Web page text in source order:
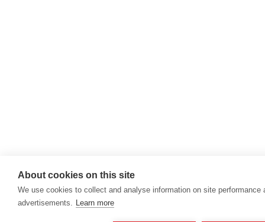
About cookies on this site
We use cookies to collect and analyse information on site
advertisements. Learn more